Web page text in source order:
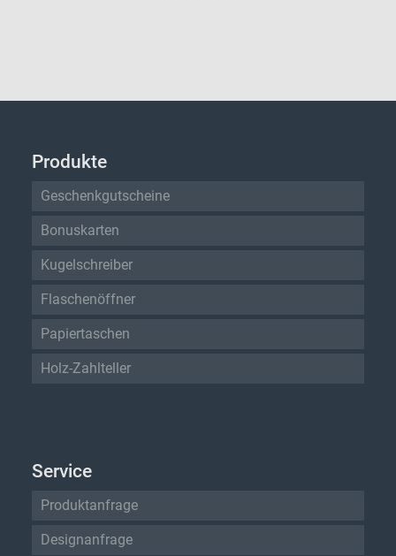
Produkte
Geschenkgutscheine
Bonuskarten
Kugelschreiber
Flaschenöffner
Papiertaschen
Holz-Zahlteller
Service
Produktanfrage
Designanfrage